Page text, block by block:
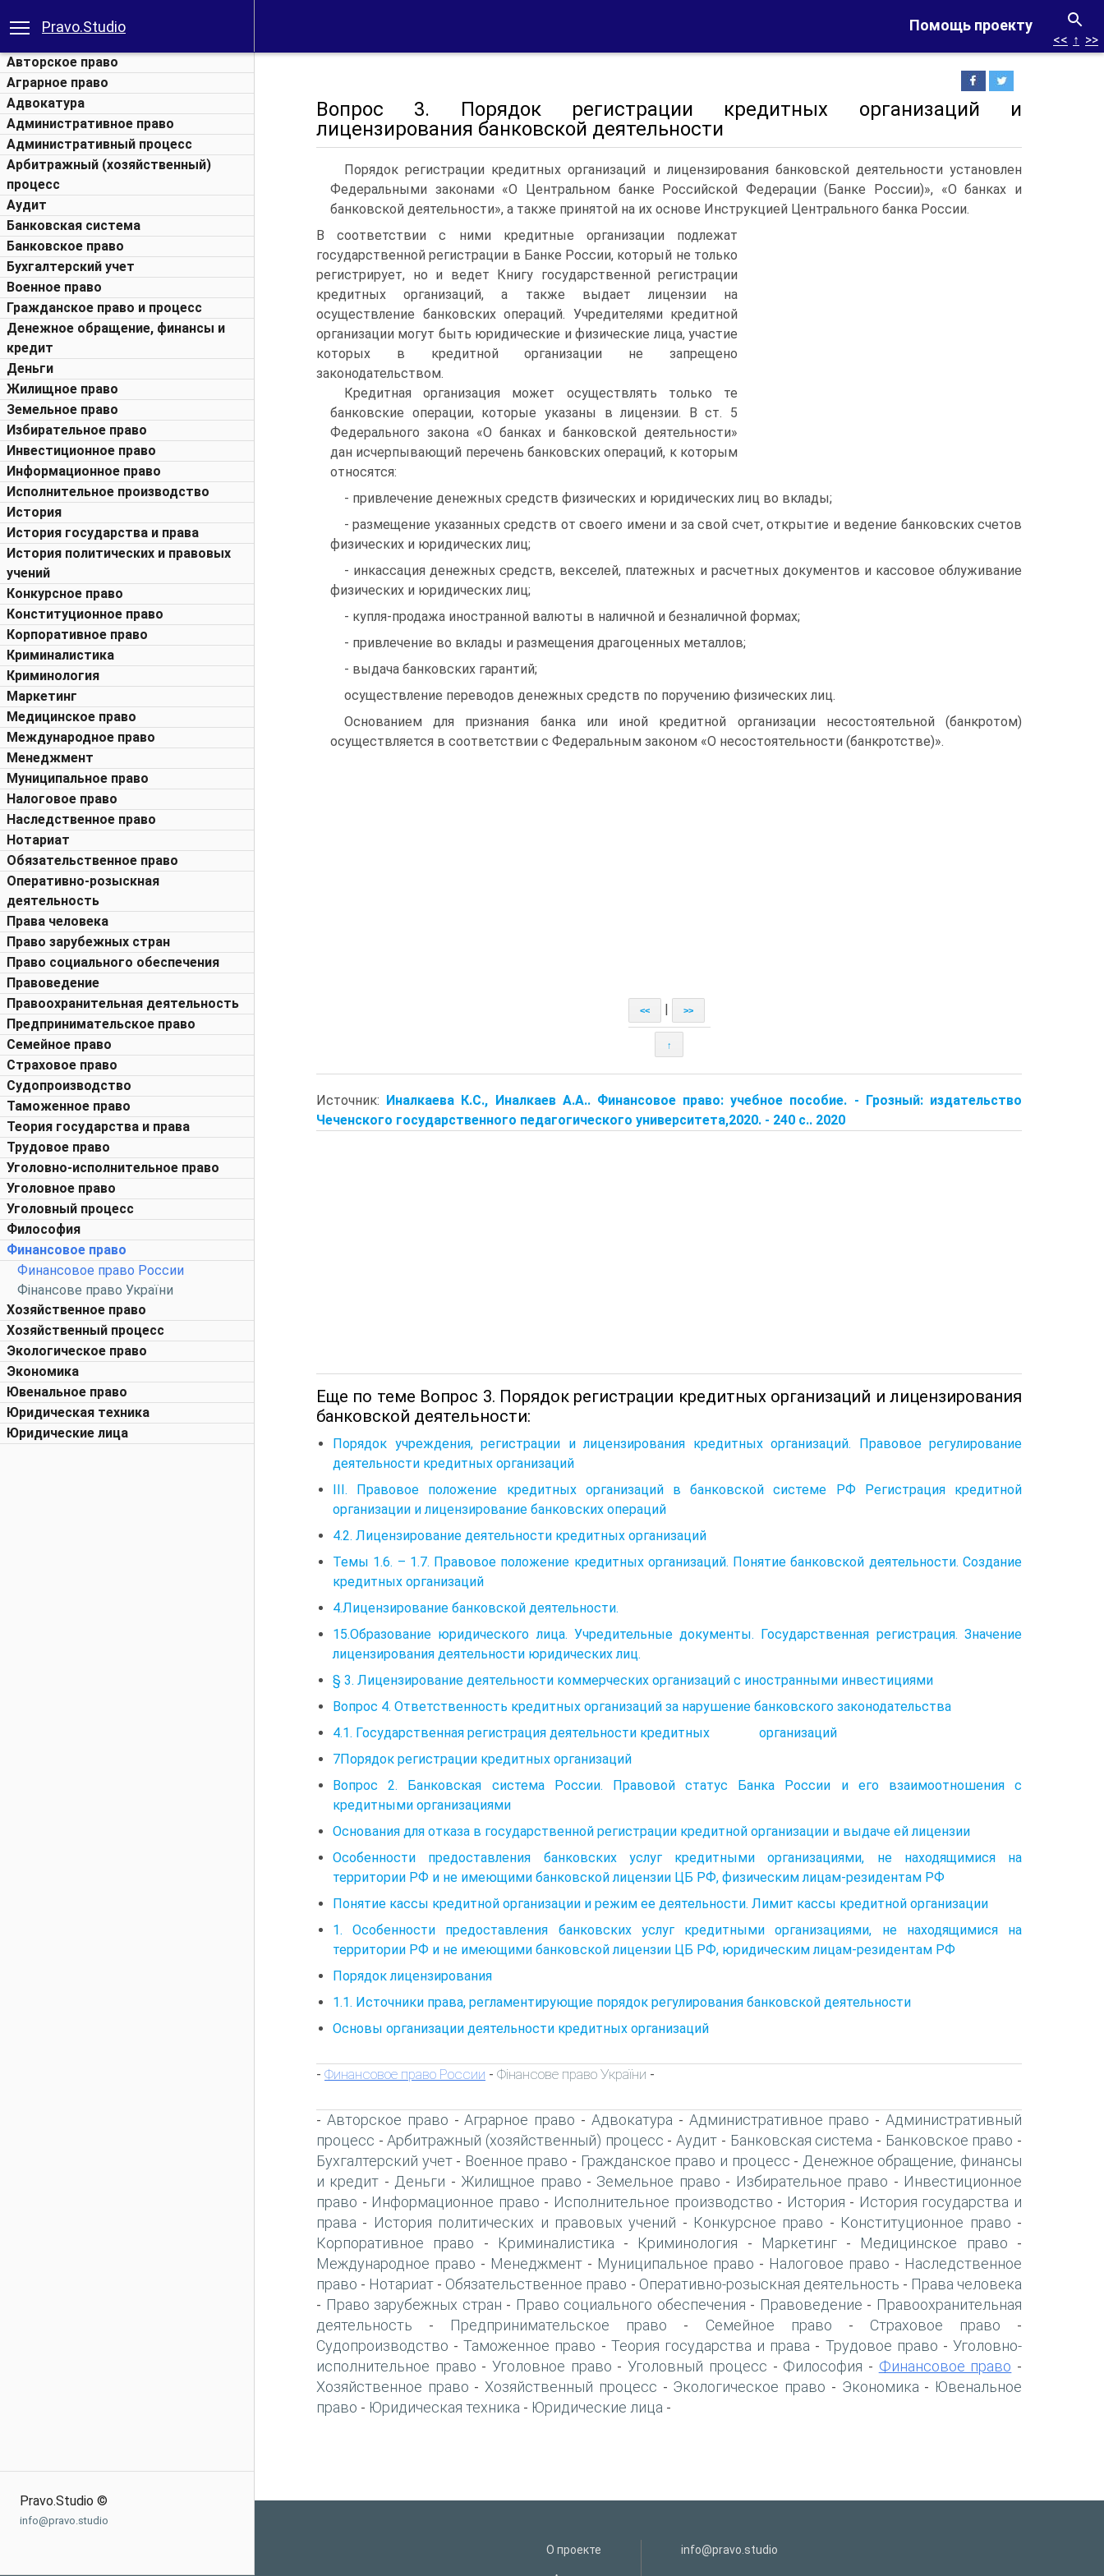
Помощь проекту
Pravo.Studio
Авторское право
Аграрное право
Адвокатура
Административное право
Административный процесс
Арбитражный (хозяйственный)
процесс
Аудит
Банковская система
Банковское право
Бухгалтерский учет
Военное право
Гражданское право и процесс
Денежное обращение, финансы и
кредит
Деньги
Жилищное право
Земельное право
Избирательное право
Инвестиционное право
Информационное право
Исполнительное производство
История
История государства и права
История политических и правовых
учений
Конкурсное право
Конституционное право
Корпоративное право
Криминалистика
Криминология
Маркетинг
Медицинское право
Международное право
Менеджмент
Муниципальное право
Налоговое право
Наследственное право
Нотариат
Обязательственное право
Оперативно-розыскная
деятельность
Права человека
Право зарубежных стран
Право социального обеспечения
Правоведение
Правоохранительная деятельность
Предпринимательское право
Семейное право
Страховое право
Судопроизводство
Таможенное право
Теория государства и права
Трудовое право
Уголовно-исполнительное право
Уголовное право
Уголовный процесс
Философия
Финансовое право
Финансовое право России
Фінансове право України
Хозяйственное право
Хозяйственный процесс
Экологическое право
Экономика
Ювенальное право
Юридическая техника
Юридические лица
Pravo.Studio ©
info@pravo.studio
<< ↑ >>
Вопрос 3. Порядок регистрации кредитных организаций и
лицензирования банковской деятельности
Порядок регистрации кредитных организаций и лицензирования банковской деятельности установлен
Федеральными законами «О Центральном банке Российской Федерации (Банке России)», «О банках и
банковской деятельности», а также принятой на их основе Инструкцией Центрального банка России.
В соответствии с ними кредитные организации подлежат
государственной регистрации в Банке России, который не только
регистрирует, но и ведет Книгу государственной регистрации
кредитных организаций, а также выдает лицензии на
осуществление банковских операций. Учредителями кредитной
организации могут быть юридические и физические лица, участие
которых в кредитной организации не запрещено
законодательством.
Кредитная организация может осуществлять только те
банковские операции, которые указаны в лицензии. В ст. 5
Федерального закона «О банках и банковской деятельности»
дан исчерпывающий перечень банковских операций, к которым
относятся:
- привлечение денежных средств физических и юридических лиц во вклады;
- размещение указанных средств от своего имени и за свой счет, открытие и ведение банковских счетов
физических и юридических лиц;
- инкассация денежных средств, векселей, платежных и расчетных документов и кассовое облуживание
физических и юридических лиц;
- купля-продажа иностранной валюты в наличной и безналичной формах;
- привлечение во вклады и размещения драгоценных металлов;
- выдача банковских гарантий;
осуществление переводов денежных средств по поручению физических лиц.
Основанием для признания банка или иной кредитной организации несостоятельной (банкротом)
осуществляется в соответствии с Федеральным законом «О несостоятельности (банкротстве)».
<< >>
↑
Источник: Иналкаева К.С., Иналкаев А.А.. Финансовое право: учебное пособие. - Грозный: издательство
Чеченского государственного педагогического университета,2020. - 240 с.. 2020
Еще по теме Вопрос 3. Порядок регистрации кредитных организаций и лицензирования
банковской деятельности:
Порядок учреждения, регистрации и лицензирования кредитных организаций. Правовое регулирование
деятельности кредитных организаций
III. Правовое положение кредитных организаций в банковской системе РФ Регистрация кредитной
организации и лицензирование банковских операций
4.2. Лицензирование деятельности кредитных организаций
Темы 1.6. – 1.7. Правовое положение кредитных организаций. Понятие банковской деятельности. Создание
кредитных организаций
4.Лицензирование банковской деятельности.
15.Образование юридического лица. Учредительные документы. Государственная регистрация. Значение
лицензирования деятельности юридических лиц.
§ 3. Лицензирование деятельности коммерческих организаций с иностранными инвестициями
Вопрос 4. Ответственность кредитных организаций за нарушение банковского законодательства
4.1. Государственная регистрация деятельности кредитных организаций
7Порядок регистрации кредитных организаций
Вопрос 2. Банковская система России. Правовой статус Банка России и его взаимоотношения с
кредитными организациями
Основания для отказа в государственной регистрации кредитной организации и выдаче ей лицензии
Особенности предоставления банковских услуг кредитными организациями, не находящимися на
территории РФ и не имеющими банковской лицензии ЦБ РФ, физическим лицам-резидентам РФ
Понятие кассы кредитной организации и режим ее деятельности. Лимит кассы кредитной организации
1. Особенности предоставления банковских услуг кредитными организациями, не находящимися на
территории РФ и не имеющими банковской лицензии ЦБ РФ, юридическим лицам-резидентам РФ
Порядок лицензирования
1.1. Источники права, регламентирующие порядок регулирования банковской деятельности
Основы организации деятельности кредитных организаций
- Финансовое право России - Фінансове право України -
- Авторское право -Аграрное право - Адвокатура - Административное право -Административный
процесс -Арбитражный (хозяйственный) процесс -Аудит - Банковская система - Банковское право -
Бухгалтерский учет- Военное право - Гражданское право и процесс - Денежное обращение, финансы
и кредит - Деньги - Жилищное право - Земельное право - Избирательное право - Инвестиционное
право - Информационное право - Исполнительное производство - История - История государства и
права - История политических и правовых учений - Конкурсное право - Конституционное право -
Корпоративное право - Криминалистика - Криминология - Маркетинг- Медицинское право -
Международное право - Менеджмент - Муниципальное право - Налоговое право - Наследственное
право - Нотариат - Обязательственное право - Оперативно-розыскная деятельность - Права человека
- Право зарубежных стран - Право социального обеспечения - Правоведение - Правоохранительная
деятельность - Предпринимательское право - Семейное право - Страховое право -
Судопроизводство -Таможенное право - Теория государства и права - Трудовое право -Уголовно-
исполнительное право -Уголовное право -Уголовный процесс - Философия - Финансовое право -
Хозяйственное право - Хозяйственный процесс - Экологическое право - Экономика - Ювенальное
право - Юридическая техника - Юридические лица -
О проекте info@pravo.studio